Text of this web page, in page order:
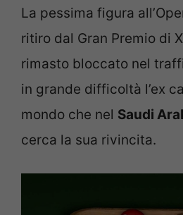
La pessima figura
ritiro dal Gran Premio di
rimasto bloccato nel
in grande difficoltà l’ex
mondo che nel Saudi
cerca la sua rivincita.